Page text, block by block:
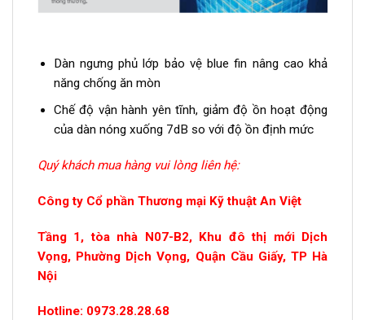
Dàn ngưng phủ lớp bảo vệ blue fin nâng cao khả
năng chống ăn mòn
Chế độ vận hành yên tĩnh, giảm độ ồn hoạt động
của dàn nóng xuống 7dB so với độ ồn định mức
Quý khách mua hàng vui lòng liên hệ:
Công ty Cổ phần Thương mại Kỹ thuật An Việt
Tầng 1, tòa nhà N07-B2, Khu đô thị mới Dịch
Vọng, Phường Dịch Vọng, Quận Cầu Giấy, TP Hà
Nội
Hotline: 0973.28.28.68